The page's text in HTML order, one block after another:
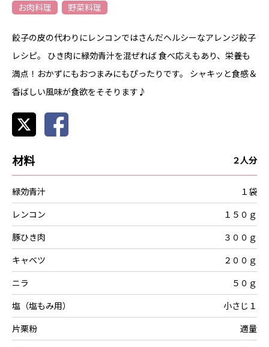
お肉料理 野菜料理
餃子の皮の代わりにレンコンではさんだヘルシーなアレンジ餃子
レシピ。 ひき肉に緑効青汁を混ぜれば 食べ応えもあり、栄養も
満点！おかずにもおつまみにもぴったりです。 シャキッと食感＆
香ばしい風味が食欲をそそります♪
材料 ２人分
緑効青汁
１袋
レンコン
１５０ｇ
豚ひき肉
３００ｇ
キャベツ
２００ｇ
ニラ
５０ｇ
塩（塩もみ用）
小さじ１
片栗粉
適量